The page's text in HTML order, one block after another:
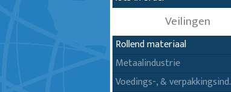
Veilingen
Rollend materiaal
Metaalindustrie
Voedings-, & verpakkingsind.